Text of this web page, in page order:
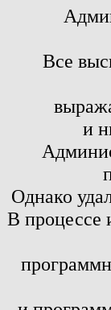
Все
и
Однако
В процессе